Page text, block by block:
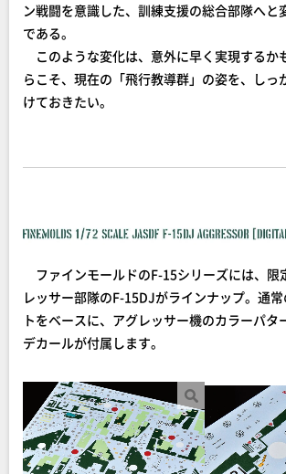
ン戦闘を意識した、訓練支援の総合部隊へと
である。
このような変化は、意外に早く実現するか
らこそ、現在の「飛行教導群」の姿を、しっ
けておきたい。
ファインモールドのF-15シリーズには、限
レッサー部隊のF-15DJがラインナップ。通
トをベースに、アグレッサー機のカラーパタ
デカールが付属します。